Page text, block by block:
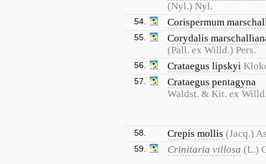
(Nyl.) Nyl.
54. Corispermum
55.
Corydalis
(Pall. ex Willd.) Pers.
56. Crataegus lipskyi
57.
Crataegus pentagyna
Waldst. & Kit. ex
58. Crepis mollis (Jacq.)
59. Crinitaria villosa (L.)